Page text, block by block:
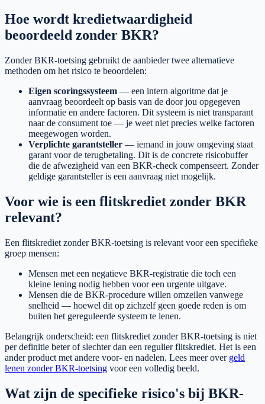
Hoe wordt kredietwaardigheid
beoordeeld zonder BKR?
Zonder BKR-toetsing gebruikt de aanbieder twee alternatieve
methoden om het risico te beoordelen:
Eigen scoringssysteem — een intern algoritme dat je
aanvraag beoordeelt op basis van de door jou opgegeven
informatie en andere factoren. Dit systeem is niet transparant
naar de consument toe — je weet niet precies welke factoren
meegewogen worden.
Verplichte garantsteller — iemand in jouw omgeving staat
garant voor de terugbetaling. Dit is de concrete risicobuffer
die de afwezigheid van een BKR-check compenseert. Zonder
geldige garantsteller is een aanvraag niet mogelijk.
Voor wie is een flitskrediet zonder BKR
relevant?
Een flitskrediet zonder BKR-toetsing is relevant voor een specifieke
groep mensen:
Mensen met een negatieve BKR-registratie die toch een
kleine lening nodig hebben voor een urgente uitgave.
Mensen die de BKR-procedure willen omzeilen vanwege
snelheid — hoewel dit op zichzelf geen goede reden is om
buiten het gereguleerde systeem te lenen.
Belangrijk onderscheid: een flitskrediet zonder BKR-toetsing is niet
per definitie beter of slechter dan een regulier flitskrediet. Het is een
ander product met andere voor- en nadelen. Lees meer over geld
lenen zonder BKR-toetsing voor een volledig beeld.
Wat zijn de specifieke risico's bij BKR-